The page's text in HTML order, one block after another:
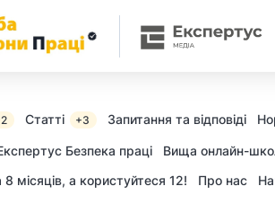
Статті +3 Запитання та відповіді
Безпека праці Вища онлайн-
8 місяців, а користуйтеся 12!
Про нас